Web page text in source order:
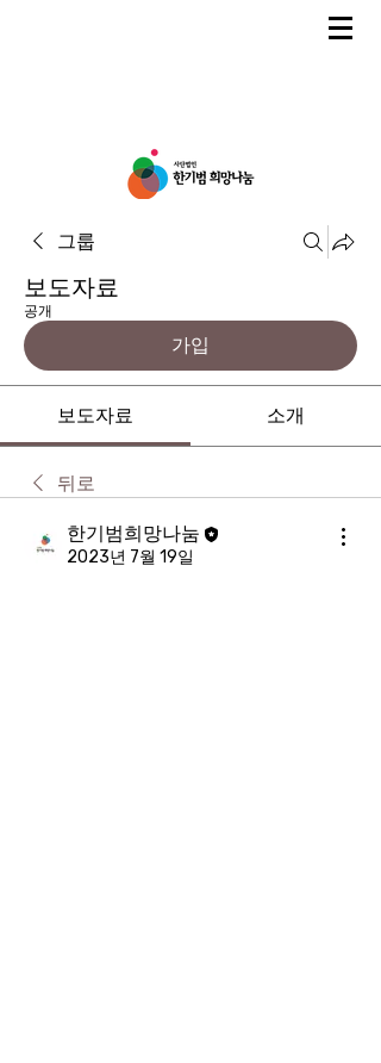
그룹
보도자료
공개
가입
보도자료 소개
뒤로
한기범희망나눔
2023년 7월 19일